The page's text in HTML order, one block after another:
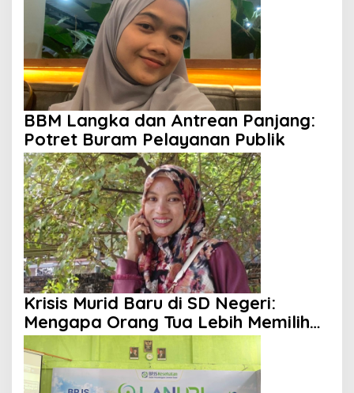
BBM Langka dan Antrean Panjang:
Potret Buram Pelayanan Publik
Krisis Murid Baru di SD Negeri:
Mengapa Orang Tua Lebih Memilih
Sekolah Swasta?